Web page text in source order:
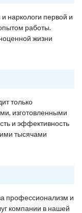
наркологи первой и
работы.
жизни
только
изготовленными
и эффективность
тысячами
профессионализм и
компании в нашей